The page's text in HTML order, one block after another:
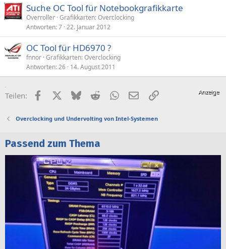
Suche OC Tool für Notebookgrafikkarte
Overroller Grafikkarten: Overclocking
Antworten 7 22. Januar 2012
OC Tool für HD6970 ?
fnnor Grafikkarten: Overclocking
Antworten 26 14. August 2011
Teilen: FacebookX (Twitter)
BlueskyRedditWhatsApp
E-MailLink
Overclocking und Undervolting von Intel-Systemen
Passend zum Thema